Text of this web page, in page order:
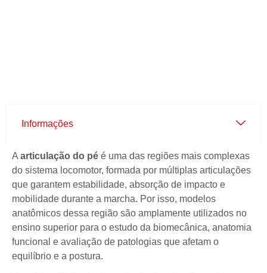
Informações
A articulação do pé é uma das regiões mais complexas
do sistema locomotor, formada por múltiplas articulações
que garantem estabilidade, absorção de impacto e
mobilidade durante a marcha. Por isso, modelos
anatômicos dessa região são amplamente utilizados no
ensino superior para o estudo da biomecânica, anatomia
funcional e avaliação de patologias que afetam o
equilíbrio e a postura.